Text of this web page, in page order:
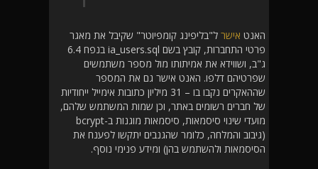
האנט אישר ל"בליפינג קומפיוטר" שקיבל את מאגר
פרטי התחברות, קובץ בשם ia_users.sql בנפח 6.4
ג"ב, ושווידא את אמיתותו מול מספר משתמשים
שפרטיהם דלפו. האנט אישר גם את המספר
שההאקרים נקבו בו – 31 מיליון כתובות אימייל ייחודיות
של חברים רשומים באתר, וכן שמות המשתמש שלהם,
מועדי שינוי סיסמאות, סיסמאות מוגנות ב-bcrypt
(גיבוב והמלחה, כלומר שהגנבים יתקשו לפענח את
הסיסמאות ולהשתמש בהן) ומידע פנימי נוסף.